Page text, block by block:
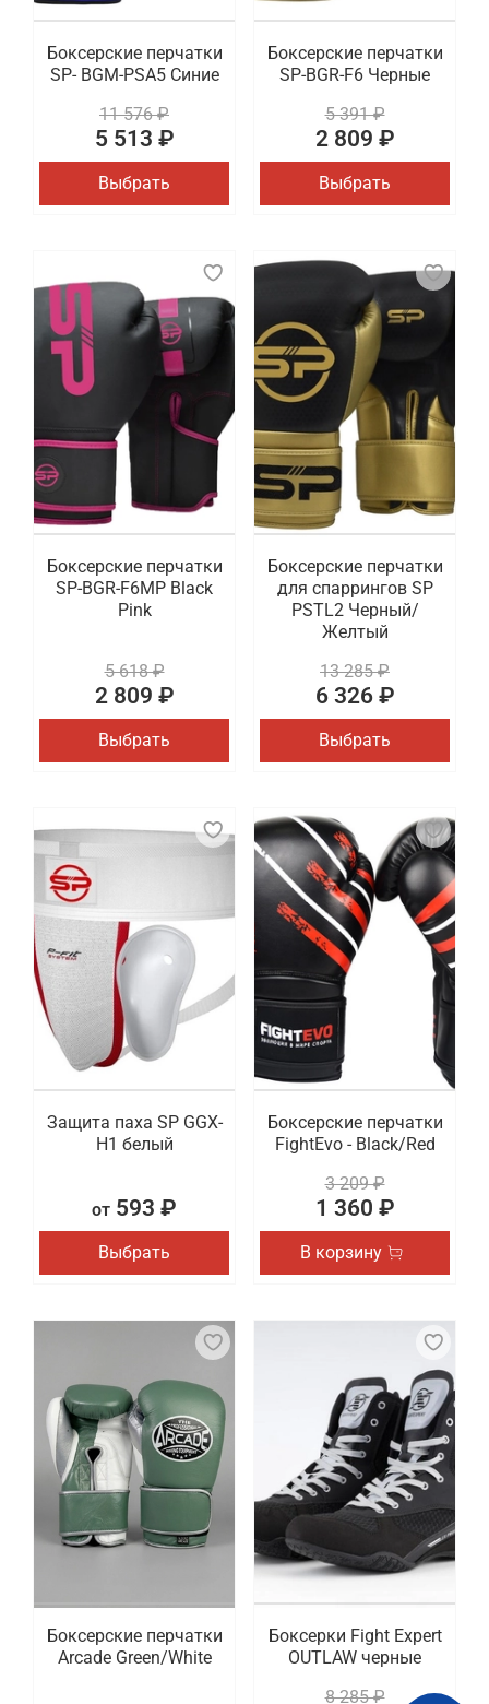
Боксерские перчатки
SP- BGM-PSA5 Синие
11 576 ₽
5 513 ₽
Выбрать
Боксерские перчатки
SP-BGR-F6 Черные
5 391 ₽
2 809 ₽
Выбрать
Боксерские перчатки
SP-BGR-F6MP Black
Pink
5 618 ₽
2 809 ₽
Выбрать
Боксерские перчатки
для спаррингов SP
PSTL2 Черный/
Желтый
13 285 ₽
6 326 ₽
Выбрать
Защита паха SP GGX-
H1 белый
от 593 ₽
Выбрать
Боксерские перчатки
FightEvo - Black/Red
3 209 ₽
1 360 ₽
В корзину
Боксерские перчатки
Arcade Green/White
Боксерки Fight Expert
OUTLAW черные
8 285 ₽